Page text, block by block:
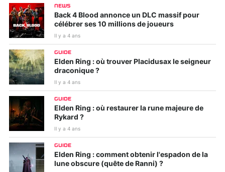
NEWS
Back 4 Blood annonce un DLC massif pour
célébrer ses 10 millions de joueurs
Il y a 4 ans
GUIDE
Elden Ring : où trouver Placidusax le seigneur
draconique ?
Il y a 4 ans
GUIDE
Elden Ring : où restaurer la rune majeure de
Rykard ?
Il y a 4 ans
GUIDE
Elden Ring : comment obtenir l'espadon de la
lune obscure (quête de Ranni) ?